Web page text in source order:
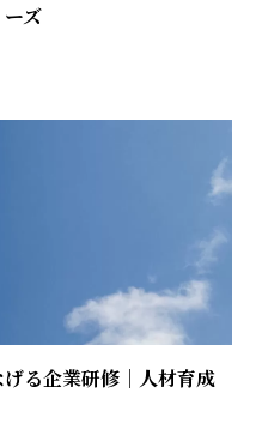
ズ
る企業研修｜人材育成